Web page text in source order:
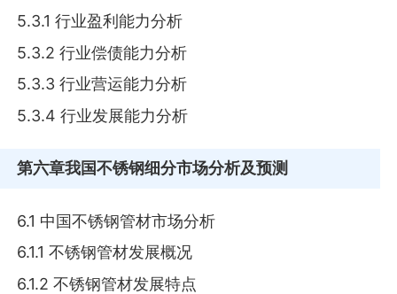
5.3.1 行业盈利能力分析
5.3.2 行业偿债能力分析
5.3.3 行业营运能力分析
5.3.4 行业发展能力分析
第六章我国不锈钢细分市场分析及预测
6.1 中国不锈钢管材市场分析
6.1.1 不锈钢管材发展概况
6.1.2 不锈钢管材发展特点